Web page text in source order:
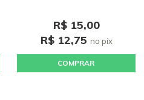
R$ 15,00
R$ 12,75 no pix
COMPRAR